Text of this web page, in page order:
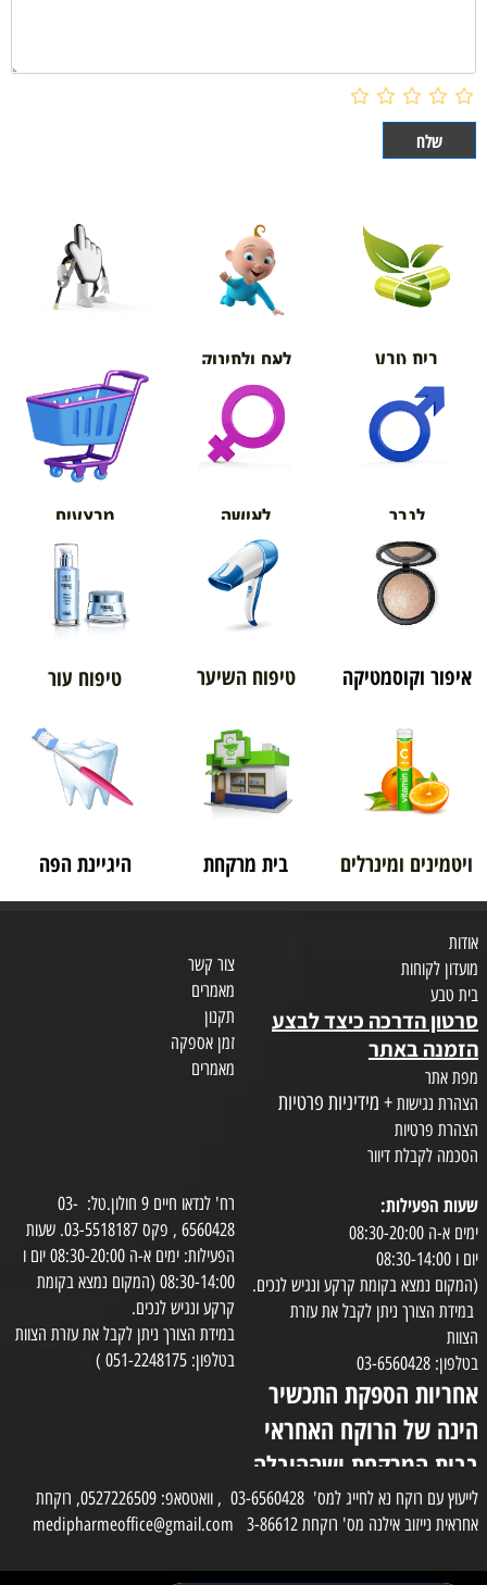
בית טבע לאם ולתינוק
אורטופדיה
לגבר לאישה מבצעים
איפור וקוסמטיקה טיפוח השיער טיפוח עור
ויטמינים ומינרלים בית מרקחת היגיינת הפה
אודות
מועדון לקוחות
בית טבע
סרטון הדרכה כיצד לבצע
הזמנה באתר
מפת אתר
הצהרת נגישות + מידיניות פרטיות
הצהרת פרטיות
הסכמה לקבלת דיוור
צור קשר
מאמרים
תקנון
זמן אספקה
מאמרים
שעות הפעילות:
ימים א-ה 08:30-20:00
יום ו 08:30-14:00
(המקום נמצא בקומת קרקע ונגיש לנכים.
במידת הצורך ניתן לקבל את עזרת
הצוות
בטלפון: 03-6560428
אחריות הספקת התכשיר
הינה של הרוקח האחראי
בבית המרקחת ושההובלה
בפועל תעשה בעזרת
השליח
רח' לנדאו חיים 9 חולון.טל: 03-
6560428 , פקס 03-5518187. שעות
הפעילות: ימים א-ה 08:30-20:00 יום ו
08:30-14:00 (המקום נמצא בקומת
קרקע ונגיש לנכים.
במידת הצורך ניתן לקבל את עזרת הצוות
בטלפון: 051-2248175 )
לייעוץ עם רוקח נא לחייג למס' 03-6560428 , וואטסאפ: 0527226509, רוקחת
אחראית נייזוב אילנה מס' רוקחת 3-86612 medipharmeoffice@gmail.com